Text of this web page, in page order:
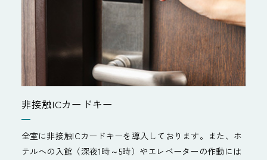
非接触ICカードキー
全室に非接触ICカードキーを導入しております。また、ホ
テルへの入館（深夜1時～5時）やエレベーターの作動には